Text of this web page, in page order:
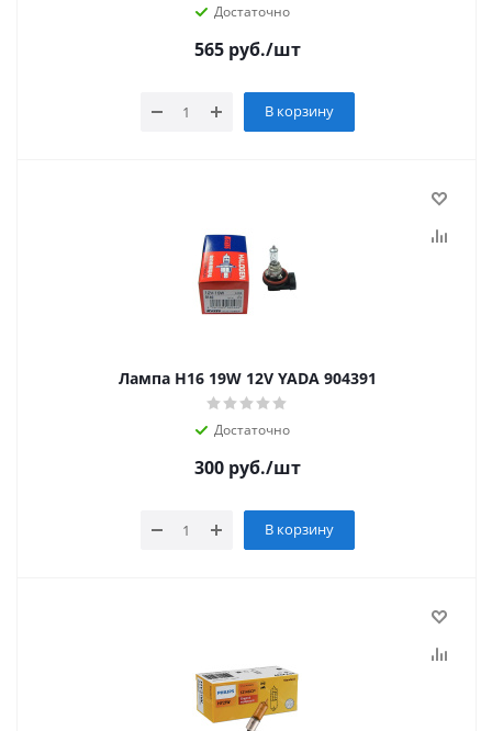
Достаточно
565руб./шт
В корзину
Лампа Н16 19W 12V YADA 904391
Достаточно
300руб./шт
В корзину